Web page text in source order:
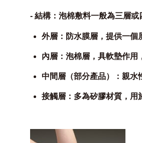
- 結構：泡棉敷料一般為三層或
外層：防水膜層，提供一個
內層：泡棉層，具軟墊作用
中間層（部分產品）：親水
接觸層：多為矽膠材質，用